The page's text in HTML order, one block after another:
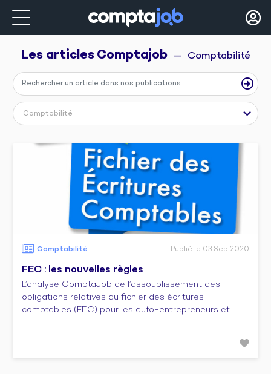
Les articles Comptajob —  Comptabilité
Comptabilité
Comptabilité Publié le 03 Sep 2020
FEC : les nouvelles règles
L’analyse ComptaJob de l’assouplissement des
obligations relatives au fichier des écritures
comptables (FEC) pour les auto-entrepreneurs et...